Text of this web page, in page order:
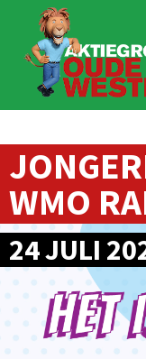
WMO
24 JULI